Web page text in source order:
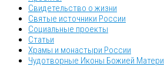
Свидетельство о жизни
Святые источники России
Социальные проекты
Статьи
Храмы и монастыри России
Чудотворные Иконы Божией Матери